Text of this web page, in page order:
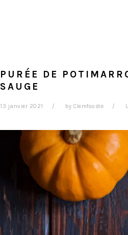
PURÉE DE
SAUGE
13 janvier 2021 by Clemfoodie